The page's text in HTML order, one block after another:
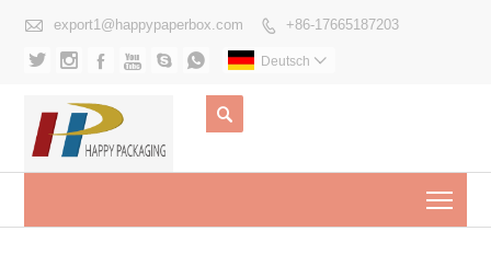
 export1@happypaperbox.com  +86-17665187203
      Deutsch 
